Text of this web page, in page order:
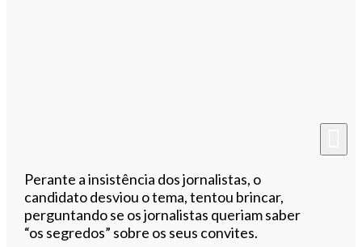
Perante a insistência dos jornalistas, o
candidato desviou o tema, tentou brincar,
perguntando se os jornalistas queriam saber
“os segredos” sobre os seus convites.